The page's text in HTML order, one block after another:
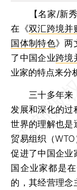
【名家/新
在《双汇跨境并
国体制特色》两
了中国企业跨境
业家的特点来分
三十多年来，
发展和深化的过
世界的理解也是
贸易组织（
促进了中国企业
国企业家都是
的，其经营理念